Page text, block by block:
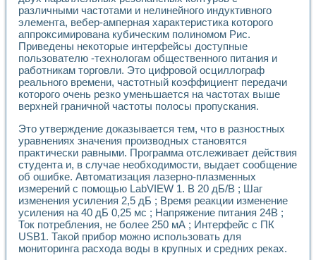
Автоматизация контроля сварных швов на базе
Измерительный контроль с применением
Моделирование надежности и эффективности систем
Лабораторные практикумы и учебные стенды
Автоматизация лабораторного стенда по измерению
Автоматизированные лабораторные комплексы для
Виртуальный прибор для исследования нелинейных
Использование виртуальных приборов в процесе
Лабораторный практикум по дисциплине «Цифровые
Лабораторный практикум по ИНС на основе LabVIEW
Лабораторный практикум по основам теории коммутации
Опыт использования NI LabVIEW для создания
Применение LabVIEW для исследования течения в
Создание виртуальной работы «Изучение магнитных
Обратный маятник
Устройство для изучения основ интерфейсов обмена по
Лабораторный практикум: изучение адиабатического
Стенд для исследования электрических переходных
различными частотами и нелинейного индуктивного
элемента, вебер-амперная характеристика которого
аппроксимирована кубическим полиномом Рис.
Приведены некоторые интерфейсы доступные
пользователю -технологам общественного питания и
работникам торговли. Это цифровой осциллограф
реального времени, частотный коэффициент передачи
которого очень резко уменьшается на частотах выше
верхней граничной частоты полосы пропускания.
Это утверждение доказывается тем, что в разностных
уравнениях значения производных становятся
практически равными. Программа отслеживает действия
студента и, в случае необходимости, выдает сообщение
об ошибке. Автоматизация лазерно-плазменных
измерений с помощью LabVIEW 1. B 20 дБ/В ; Шаг
изменения усиления 2,5 дБ ; Время реакции изменение
усиления на 40 дБ 0,25 мс ; Напряжение питания 24В ;
Ток потребления, не более 250 мА ; Интерфейс с ПК
USB1. Такой прибор можно использовать для
мониторинга расхода воды в крупных и средних реках.